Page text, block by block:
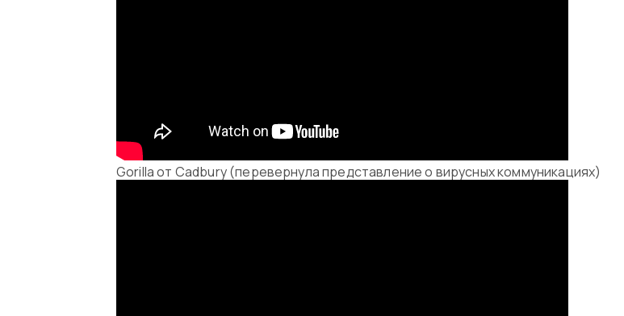
Gorilla от Cadbury (перевернула представление о вирусных коммуникациях)